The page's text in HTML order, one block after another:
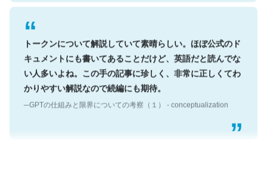
トークンについて解説していて素晴らしい。ほぼ公式のド
キュメントにも書いてあることだけど、英語だと読んでな
い人多いよね。この手の記事に珍しく、非常に正しくてわ
かりやすい解説なので続編にも期待。
─GPTの仕組みと限界についての考察（１） - conceptualization